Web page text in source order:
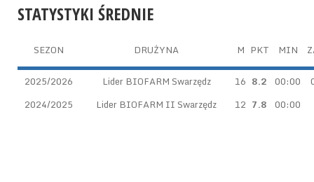
STATYSTYKI ŚREDNIE
SEZON DRUŻYNA M PKT MIN
2025/2026 Lider BIOFARM Swarzędz 16 8.2 00:00
2024/2025
Lider BIOFARM II Swarzędz 12 7.8 00:00